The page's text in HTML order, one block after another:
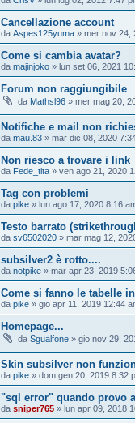
Cancellazione account
da Aspes125yuma » mer nov 24,
Come si cambia avatar?
da majinjoko » lun set 06, 2021
Forum non raggiungibile
da Mathsl96 » mer mag 20,
Notifiche e mail non
da mau.83 » mar dic 08, 2020
Non riesco a trovare i link
da Fede_tita » ven ago 21, 2020
Tag con problemi
da pike » lun ago 17, 2020 8:16
Testo barrato
da sv6502020 » mar mag 12,
subsilver2 è rotto....
da notpike » mar apr 23, 2019
Come si fanno le tabelle
da pike » gio apr 11, 2019 12:44
Homepage...
da Sgualfone » gio nov 29,
Skin subsilver non
da pike » dom gen 20, 2019 8:32
"sql error" quando provo
da sniper765 » lun apr 09, 2018